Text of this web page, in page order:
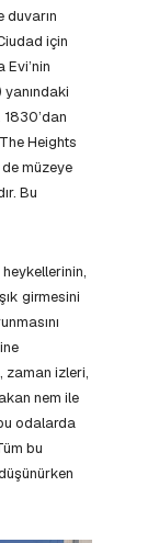
duvarın
için
Heights
müzeye
Bu
girmesini
zaman izleri,
nem ile
odalarda
bu